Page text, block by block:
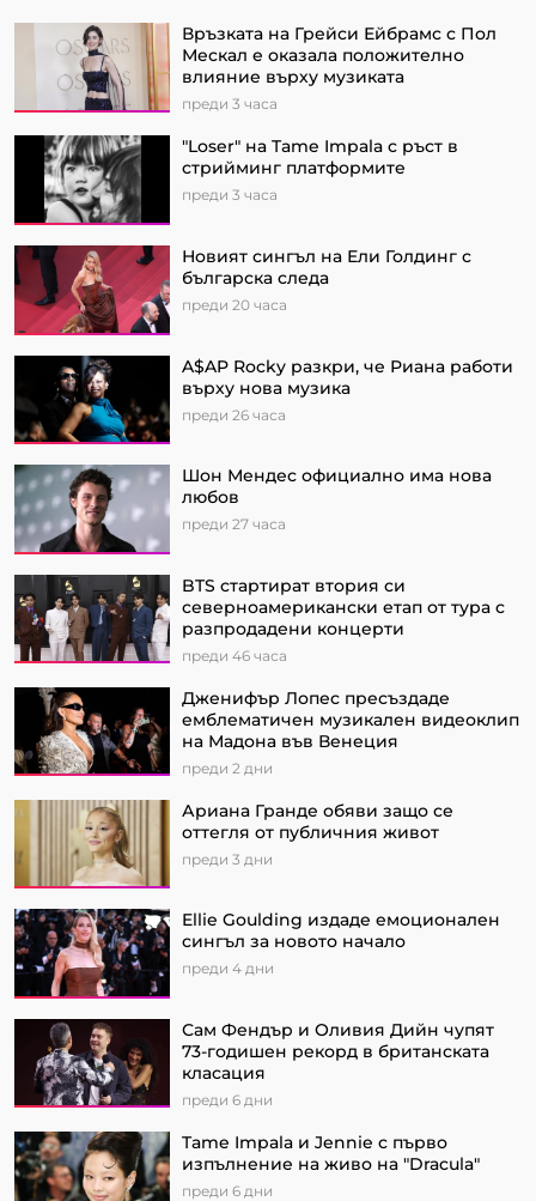
Връзката на Грейси Ейбрамс с Пол
Мескал е оказала положително
влияние върху музиката
преди 3 часа
"Loser" на Tame Impala с ръст в
стрийминг платформите
преди 3 часа
Новият сингъл на Ели Голдинг с
българска следа
преди 20 часа
A$AP Rocky разкри, че Риана работи
върху нова музика
преди 26 часа
Шон Мендес официално има нова
любов
преди 27 часа
BTS стартират втория си
северноамерикански етап от турa с
разпродадени концерти
преди 46 часа
Дженифър Лопес пресъздаде
емблематичен музикален видеоклип
на Мадона във Венеция
преди 2 дни
Ариана Гранде обяви защо се
оттегля от публичния живот
преди 3 дни
Ellie Goulding издаде емоционален
сингъл за новото начало
преди 4 дни
Сам Фендър и Оливия Дийн чупят
73-годишен рекорд в британската
класация
преди 6 дни
Tame Impala и Jennie с първо
изпълнение на живо на "Dracula"
преди 6 дни